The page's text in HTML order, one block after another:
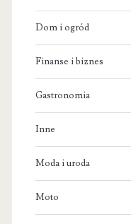
Dom i ogród
Finanse i biznes
Gastronomia
Inne
Moda i uroda
Moto